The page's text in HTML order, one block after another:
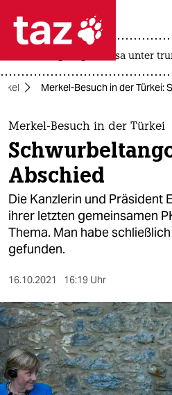
 taz zahl ich
taz zahl ich
themen
politik
öko
gesellschaft
kultur
sport
berlin
nord
wahrheit
usa unter
Merkel-Besuch in der Türkei:
Merkel-Besuch in der Türkei
Abschied
Die Kanzlerin und Präsident
ihrer letzten gemeinsamen
Thema. Man habe
gefunden.
16.10.2021 16:19 Uhr